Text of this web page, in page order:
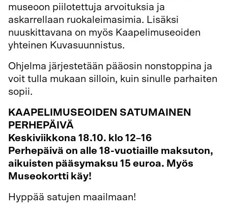
museoon piilotettuja arvoituksia ja
askarrellaan ruokaleimasimia. Lisäksi
nuuskittavana on myös Kaapelimuseoiden
yhteinen Kuvasuunnistus.
Ohjelma järjestetään pääosin nonstoppina ja
voit tulla mukaan silloin, kuin sinulle parhaiten
sopii.
KAAPELIMUSEOIDEN SATUMAINEN
PERHEPÄIVÄ
Keskiviikkona 18.10. klo 12–16
Perhepäivä on alle 18-vuotiaille maksuton,
aikuisten pääsymaksu 15 euroa. Myös
Museokortti käy!
Hyppää satujen maailmaan!